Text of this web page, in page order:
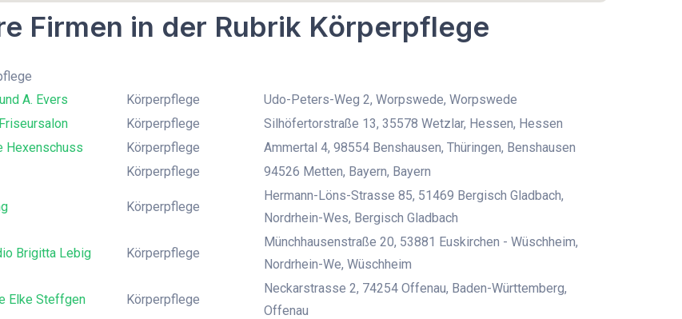
Firmen in der Rubrik Körperpflege
A. Evers
Körperpflege
Udo-Peters-Weg 2, Worpswede, Worpswede
Körperpflege
Silhöfertorstraße 13, 35578 Wetzlar, Hessen, Hessen
Hexenschuss
Körperpflege
Ammertal 4, 98554 Benshausen, Thüringen, Benshausen
Körperpflege 94526 Metten, Bayern, Bayern
Körperpflege
Hermann-Löns-Strasse 85, 51469 Bergisch Gladbach,
Nordrhein-Wes, Bergisch Gladbach
Brigitta Lebig Körperpflege
Münchhausenstraße 20, 53881 Euskirchen - Wüschheim,
Nordrhein-We, Wüschheim
Elke Steffgen Körperpflege
Neckarstrasse 2, 74254 Offenau, Baden-Württemberg,
Offenau